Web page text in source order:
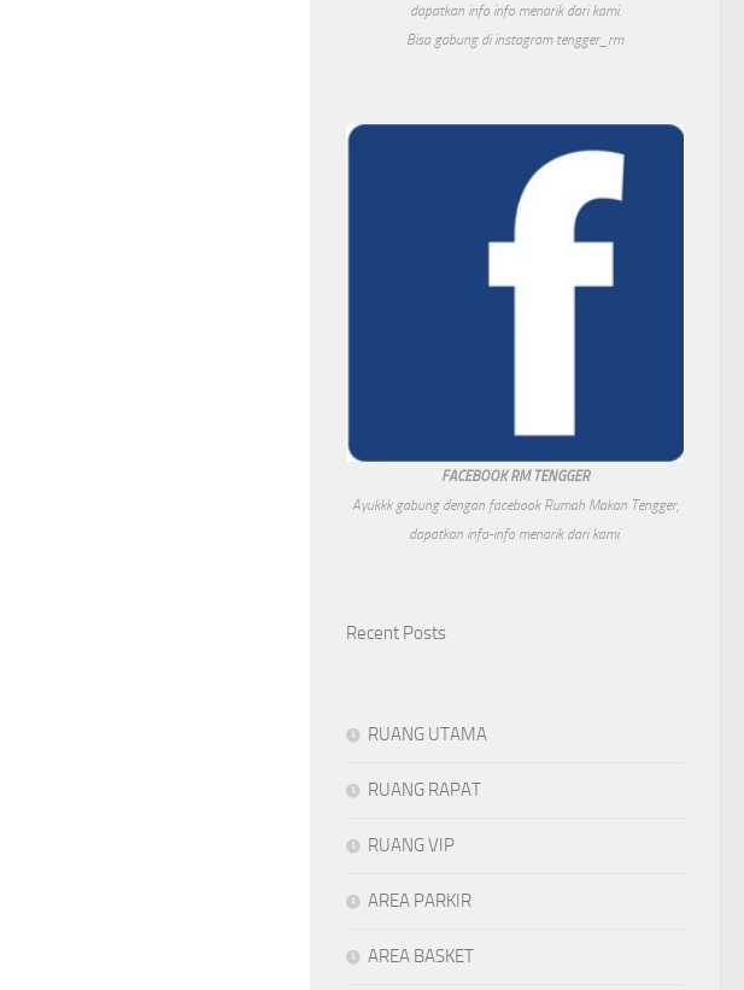
dapatkan info info menarik dari kami.
Bisa gabung di instagram tengger_rm
FACEBOOK RM TENGGER
Ayukkk gabung dengan facebook Rumah Makan Tengger,
dapatkan info-info menarik dari kami.
Recent Posts
RUANG UTAMA
RUANG RAPAT
RUANG VIP
AREA PARKIR
AREA BASKET